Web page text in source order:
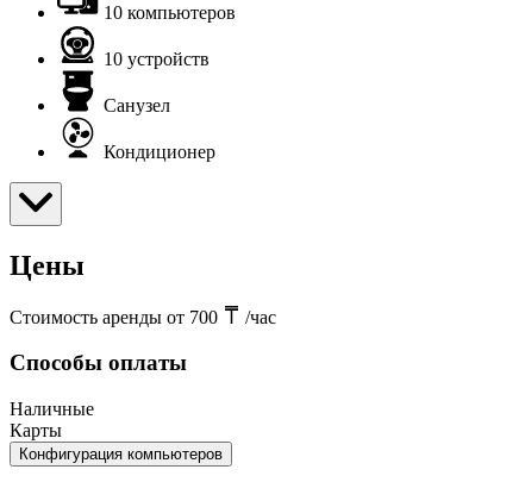
10 компьютеров
10 устройств
Санузел
Кондиционер
Цены
Стоимость аренды от 700 /час
Способы оплаты
Наличные
Карты
Конфигурация компьютеров